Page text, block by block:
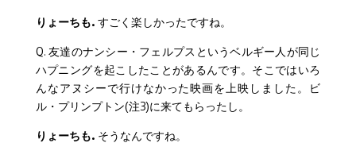
りょーちも. すごく楽しかったですね。
Q. 友達のナンシー・フェルプスというベルギー人が同じ
ハプニングを起こしたことがあるんです。そこではいろ
んなアヌシーで行けなかった映画を上映しました。ビ
ル・プリンプトン(注3)に来てもらったし。
りょーちも. そうなんですね。